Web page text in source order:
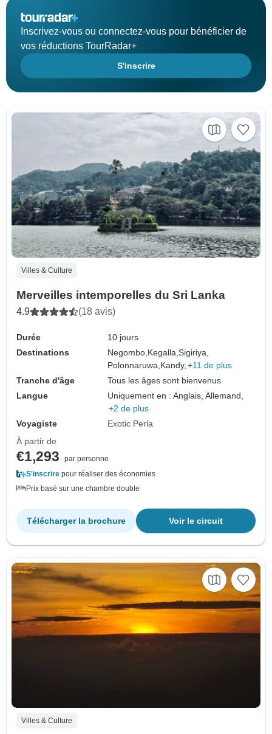
Inscrivez-vous ou connectez-vous pour bénéficier de
vos réductions TourRadar+
S'inscrire
Villes & Culture
Merveilles intemporelles du Sri Lanka
4.9 (18 avis)
Durée
10 jours
Destinations
Negombo,Kegalla,Sigiriya,
Polonnaruwa,Kandy, +11 de plus
Tranche d'âge
Tous les âges sont bienvenus
Langue
Uniquement en : Anglais, Allemand,
+2 de plus
Voyagiste
Exotic Perla
À partir de
€1,293
par personne
S'inscrire pour réaliser des économies
Prix basé sur une chambre double
Voir le circuit
Télécharger la brochure
Villes & Culture